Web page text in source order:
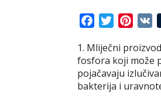
c
e
b
o
i
t
t
e
n
t
e
r
1. Mliječni
fosfora koji može
pojačavaju
bakterija i